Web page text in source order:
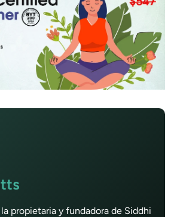
propietaria y fundadora de Siddhi